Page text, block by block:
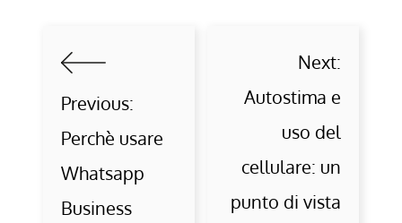
Previous:
Perchè usare
Whatsapp
Business
Next:
Autostima e
uso del
cellulare: un
punto di vista